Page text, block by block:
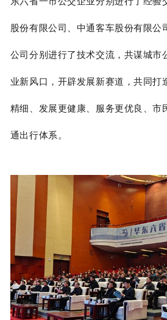
股份有限公司、中通客车股份有限公
公司分别进行了技术交流，共谋城市
业新风口，开辟发展新赛道，共同打
精细、发展更健康、服务更优良、市
通出行体系。